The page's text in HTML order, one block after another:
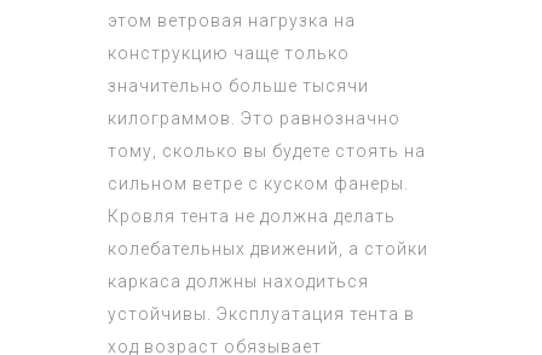
этом ветровая нагрузка на
конструкцию чаще только
значительно больше тысячи
килограммов. Это равнозначно
тому, сколько вы будете стоять на
сильном ветре с куском фанеры.
Кровля тента не должна делать
колебательных движений, а стойки
каркаса должны находиться
устойчивы. Эксплуатация тента в
ход возраст обязывает